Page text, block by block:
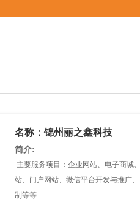
名称：锦州丽之鑫科技
简介:
主要服务项目：企业网站、电子商城
站、门户网站、微信平台开发与推广
制等等